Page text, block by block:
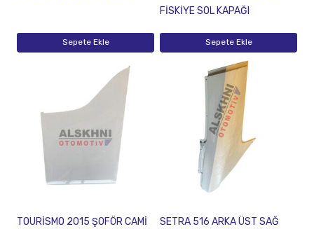
Sepete Ekle
FİSKİYE SOL KAPAĞI
Sepete Ekle
TOURİSMO 2015 ŞOFÖR CAMİ
SETRA 516 ARKA ÜST SAĞ